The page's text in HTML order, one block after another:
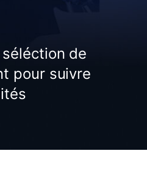
de
pour suivre